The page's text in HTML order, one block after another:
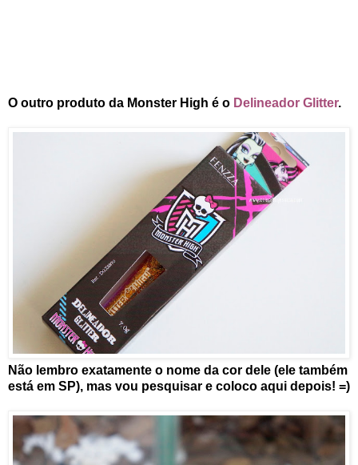
O outro produto da Monster High é o Delineador Glitter.
Não lembro exatamente o nome da cor dele (ele também
está em SP), mas vou pesquisar e coloco aqui depois! =)